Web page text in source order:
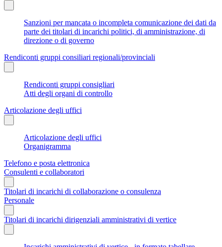
Sanzioni per mancata o incompleta comunicazione dei dati da
parte dei titolari di incarichi politici, di amministrazione, di
direzione o di governo
Rendiconti gruppi consiliari regionali/provinciali
Rendiconti gruppi consigliari
Atti degli organi di controllo
Articolazione degli uffici
Articolazione degli uffici
Organigramma
Telefono e posta elettronica
Consulenti e collaboratori
Titolari di incarichi di collaborazione o consulenza
Personale
Titolari di incarichi dirigenziali amministrativi di vertice